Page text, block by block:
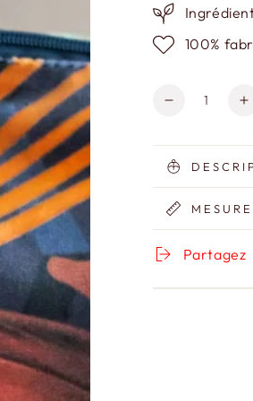
100%
Quantité
Réduire
quantité
de
Pochette
en
velours
Partagez